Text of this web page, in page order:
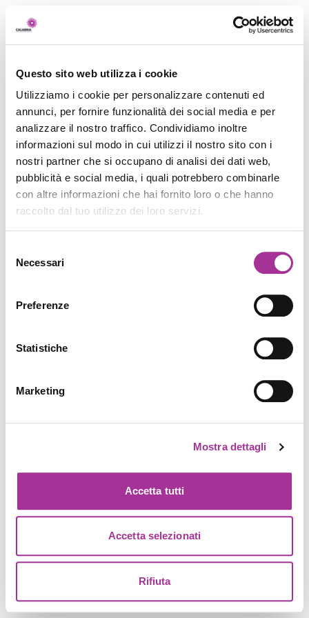
Questo sito web utilizza i cookie
Utilizziamo i cookie per personalizzare contenuti ed
annunci, per fornire funzionalità dei social media e per
analizzare il nostro traffico. Condividiamo inoltre
informazioni sul modo in cui utilizzi il nostro sito con i
nostri partner che si occupano di analisi dei dati web,
pubblicità e social media, i quali potrebbero combinarle
con altre informazioni che hai fornito loro o che hanno
raccolto dal tuo utilizzo dei loro servizi.
delNecessari
Preferenze
Statistiche
Marketing
Mostra dettagli
Accetta tutti
Accetta selezionati
Rifiuta